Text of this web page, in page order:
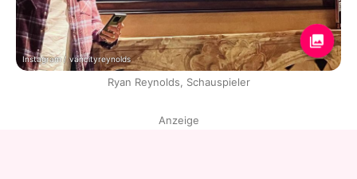
Instagram / vancityreynolds
Ryan Reynolds, Schauspieler
Anzeige